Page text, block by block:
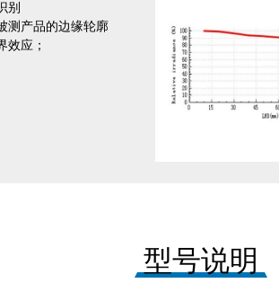
别
测产品的边缘轮廓
效应；
型号说明